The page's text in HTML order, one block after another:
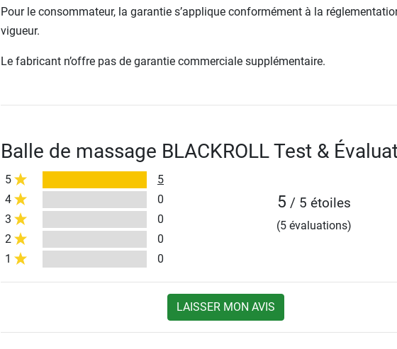
Pour le consommateur, la garantie s’applique conformément à la
vigueur.
Le fabricant n’offre pas de garantie commerciale supplémentaire.
Balle de massage BLACKROLL Test &
5
5
4
0
3
0
2
0
1
0
5 / 5 étoiles
(5 évaluations)
LAISSER MON AVIS